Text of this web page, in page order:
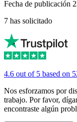
Fecha de publicación
7 has solicitado
4.6 out of 5 based on
Nos esforzamos por
trabajo. Por favor,
encontraste algún